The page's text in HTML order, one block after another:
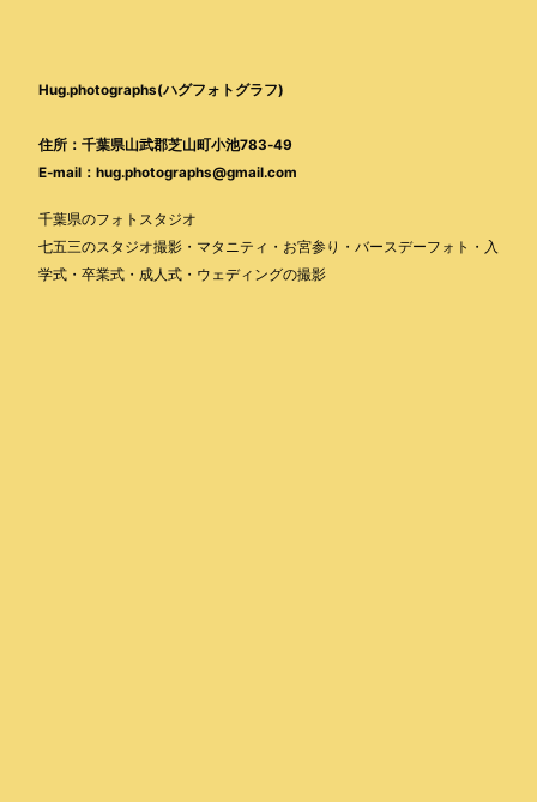
Hug.photographs(ハグフォトグラフ)
住所：千葉県山武郡芝山町小池783-49
E-mail：hug.photographs@gmail.com
千葉県のフォトスタジオ
七五三のスタジオ撮影・マタニティ・お宮参り・バースデーフォト・入
学式・卒業式・成人式・ウェディングの撮影